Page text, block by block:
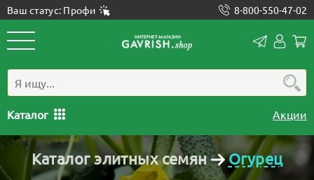
Ваш статус: Профи 8-800-550-47-02
Каталог Акции
Каталог элитных семян Огурец